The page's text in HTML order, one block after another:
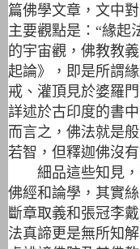
篇佛學文章，文中
主要觀點是：“緣起
的宇宙觀，佛教教
起論》，即是所謂
戒、灌頂見於婆羅
詳述於古印度的書
而言之，佛法就是
若智，但釋迦佛沒
細品這些知見，
佛經和論學，其實
斷章取義和張冠李
法真諦更是無所知